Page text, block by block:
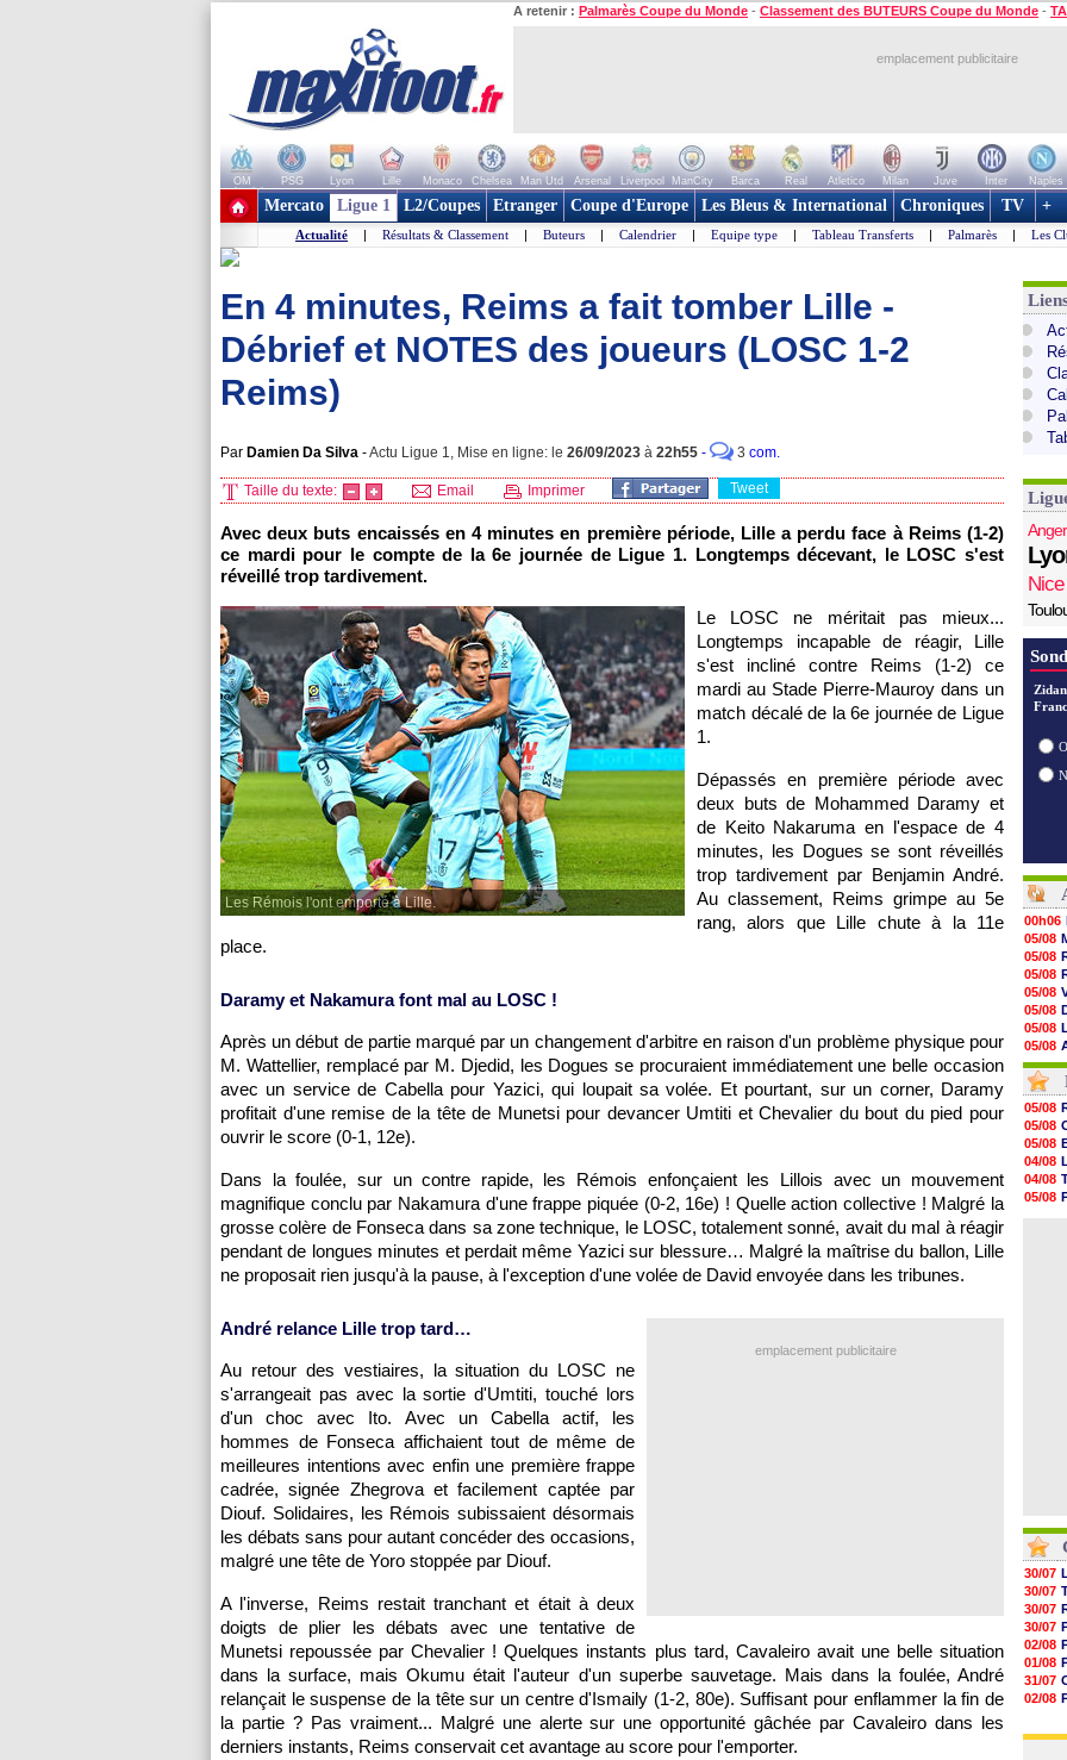
A retenir : Palmarès Coupe du Monde - Classement des BUTEURS Coupe du Monde -
emplacement publicitaire
OM PSG Lyon Lille Monaco Chelsea Man Utd Arsenal Liverpool ManCity Barca Real Atletico Milan Juve Inter Naples
+ de clubs
Mercato Ligue 1 L2/Coupes Etranger Coupe d'Europe Les Bleus & International Chroniques TV +
Actualité | Résultats & Classement | Buteurs | Calendrier | Equipe type | Tableau Transferts | Palmarès | Les
En 4 minutes, Reims a fait tomber Lille -
Débrief et NOTES des joueurs (LOSC 1-2
Reims)
Par Damien Da Silva -Actu Ligue 1, Mise en ligne: le 26/09/2023 à 22h55 - 3 com.
Taille du texte: Email Imprimer Tweet
Avec deux buts encaissés en 4 minutes en première période, Lille a perdu face à Reims (1-2)
ce mardi pour le compte de la 6e journée de Ligue 1. Longtemps décevant, le LOSC s'est
réveillé trop tardivement.
Les Rémois l'ont emporté à Lille.
Le LOSC ne méritait pas mieux...
Longtemps incapable de réagir, Lille
s'est incliné contre Reims (1-2) ce
mardi au Stade Pierre-Mauroy dans un
match décalé de la 6e journée de Ligue
1.
Dépassés en première période avec
deux buts de Mohammed Daramy et
de Keito Nakaruma en l'espace de 4
minutes, les Dogues se sont réveillés
trop tardivement par Benjamin André.
Au classement, Reims grimpe au 5e
rang, alors que Lille chute à la 11e
place.
Daramy et Nakamura font mal au LOSC !
Après un début de partie marqué par un changement d'arbitre en raison d'un problème physique pour
M. Wattellier, remplacé par M. Djedid, les Dogues se procuraient immédiatement une belle occasion
avec un service de Cabella pour Yazici, qui loupait sa volée. Et pourtant, sur un corner, Daramy
profitait d'une remise de la tête de Munetsi pour devancer Umtiti et Chevalier du bout du pied pour
ouvrir le score (0-1, 12e).
Dans la foulée, sur un contre rapide, les Rémois enfonçaient les Lillois avec un mouvement
magnifique conclu par Nakamura d'une frappe piquée (0-2, 16e) ! Quelle action collective ! Malgré la
grosse colère de Fonseca dans sa zone technique, le LOSC, totalement sonné, avait du mal à réagir
pendant de longues minutes et perdait même Yazici sur blessure… Malgré la maîtrise du ballon, Lille
ne proposait rien jusqu'à la pause, à l'exception d'une volée de David envoyée dans les tribunes.
emplacement publicitaire
André relance Lille trop tard…
Au retour des vestiaires, la situation du LOSC ne
s'arrangeait pas avec la sortie d'Umtiti, touché lors
d'un choc avec Ito. Avec un Cabella actif, les
hommes de Fonseca affichaient tout de même de
meilleures intentions avec enfin une première frappe
cadrée, signée Zhegrova et facilement captée par
Diouf. Solidaires, les Rémois subissaient désormais
les débats sans pour autant concéder des occasions,
malgré une tête de Yoro stoppée par Diouf.
A l'inverse, Reims restait tranchant et était à deux
doigts de plier les débats avec une tentative de
Munetsi repoussée par Chevalier ! Quelques instants plus tard, Cavaleiro avait une belle situation
dans la surface, mais Okumu était l'auteur d'un superbe sauvetage. Mais dans la foulée, André
relançait le suspense de la tête sur un centre d'Ismaily (1-2, 80e). Suffisant pour enflammer la fin de
la partie ? Pas vraiment... Malgré une alerte sur une opportunité gâchée par Cavaleiro dans les
derniers instants, Reims conservait cet avantage au score pour l'emporter.
Nice
00h06
05/08
05/08
05/08
05/08
05/08
05/08
05/08
05/08
05/08
05/08
05/08
05/08
05/08
05/08
05/08
05/08
05/08
05/08
05/08
04/08
04/08
05/08
30/07
30/07
30/07
30/07
02/08
01/08
31/07
02/08
01/08